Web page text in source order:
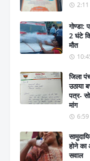
2 घंटे
मौत
जिला
उठाया
पत्र-
मांग
होने का
सवाल